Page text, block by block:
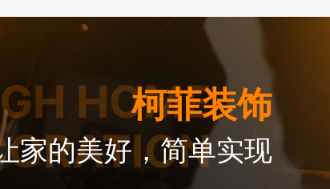
HOME
柯菲装饰
家的美好，简单实现